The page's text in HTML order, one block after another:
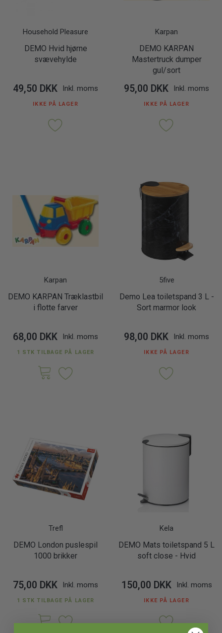
Household Pleasure
DEMO Hvid hjørne
svævehylde
49,50 DKK Inkl. moms
IKKE PÅ LAGER
Karpan
DEMO KARPAN
Mastertruck dumper
gul/sort
95,00 DKK Inkl. moms
IKKE PÅ LAGER
Karpan
DEMO KARPAN Træklastbil
i flotte farver
68,00 DKK Inkl. moms
1 STK TILBAGE PÅ LAGER
5five
Demo Lea toiletspand 3 L -
Sort marmor look
98,00 DKK Inkl. moms
IKKE PÅ LAGER
Trefl
DEMO London puslespil
1000 brikker
75,00 DKK Inkl. moms
1 STK TILBAGE PÅ LAGER
Kela
DEMO Mats toiletspand 5 L
soft close - Hvid
150,00 DKK Inkl. moms
IKKE PÅ LAGER